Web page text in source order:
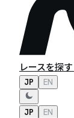
レースを探す
JP EN
JP EN